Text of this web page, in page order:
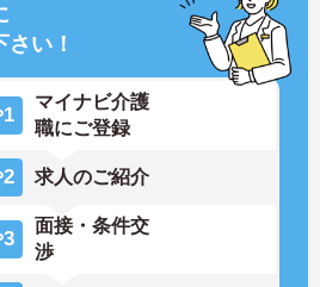
さい！
1
マイナビ介護
職にご登録
2 求人のご紹介
3
面接・条件交
渉